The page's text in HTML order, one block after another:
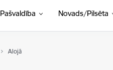
Pašvaldība Novads/Pilsēta
Alojā